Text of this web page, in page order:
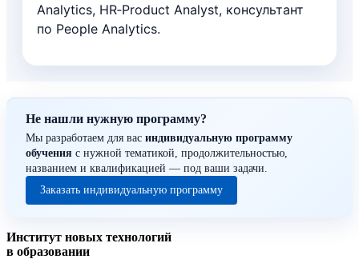
Analytics, HR‑Product Analyst, консультант
по People Analytics.
Не нашли нужную программу?
Мы разработаем для вас индивидуальную программу
обучения с нужной тематикой, продолжительностью,
названием и квалификацией — под ваши задачи.
Заказать индивидуальную программу
Институт новых технологий
в образовании